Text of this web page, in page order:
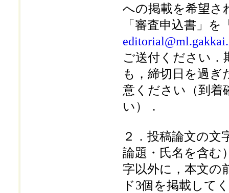
への掲載を希望さ
「審査申込書」を
ご送付ください．
も，締切日を過ぎ
意ください（到着
い）．
２．投稿論文の文
論題・氏名を含む
字以外に，本文の
ド3個を掲載して